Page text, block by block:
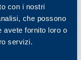
con i nostri
che possono
avete fornito loro o
servizi.